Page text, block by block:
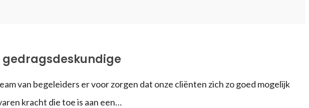
van begeleiders er voor zorgen dat onze cliënten zich zo goed mogelijk
kracht die toe is aan een…